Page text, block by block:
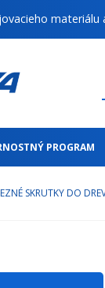
materiálu
PROGRAM
SKRUTKY DO